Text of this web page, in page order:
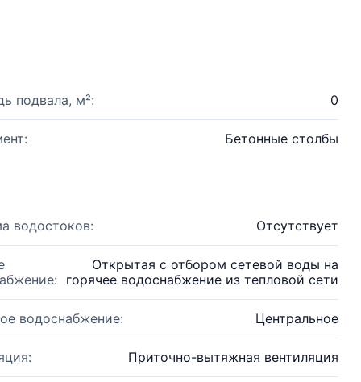
подвала, м²: 0
Бетонные столбы
водостоков: Отсутствует
Открытая с отбором сетевой воды на
горячее водоснабжение из тепловой сети
водоснабжение: Центральное
Приточно-вытяжная вентиляция